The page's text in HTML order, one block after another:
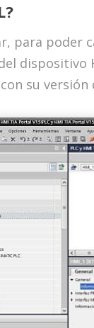
para poder
dispositivo
su